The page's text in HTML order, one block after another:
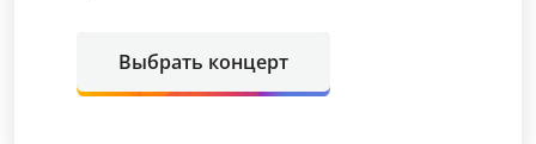
Выбрать концерт